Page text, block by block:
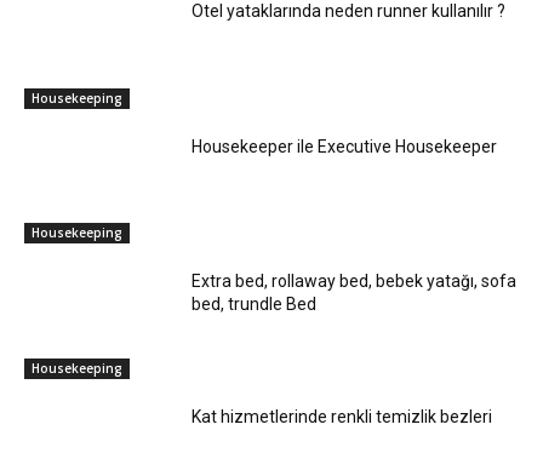
Housekeeping
Otel yataklarında neden runner kullanılır ?
Housekeeping
Housekeeper ile Executive Housekeeper
Housekeeping
Extra bed, rollaway bed, bebek yatağı, sofa
bed, trundle Bed
Kat hizmetlerinde renkli temizlik bezleri